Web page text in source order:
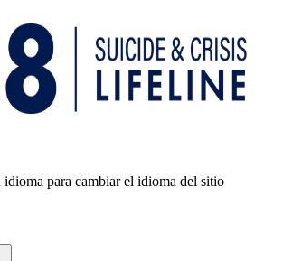
idioma para cambiar el idioma del sitio